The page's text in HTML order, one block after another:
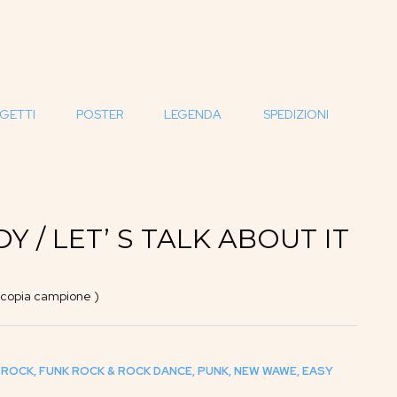
POSTER LEGENDA SPEDIZIONI
/ LET’ S TALK ABOUT IT
campione )
FUNK ROCK & ROCK DANCE, PUNK, NEW WAWE, EASY